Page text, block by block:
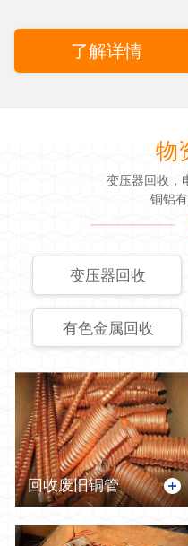
了解详情
物
变压器回收，
铜铝
变压器回收
有色金属回收
回收废旧铜管